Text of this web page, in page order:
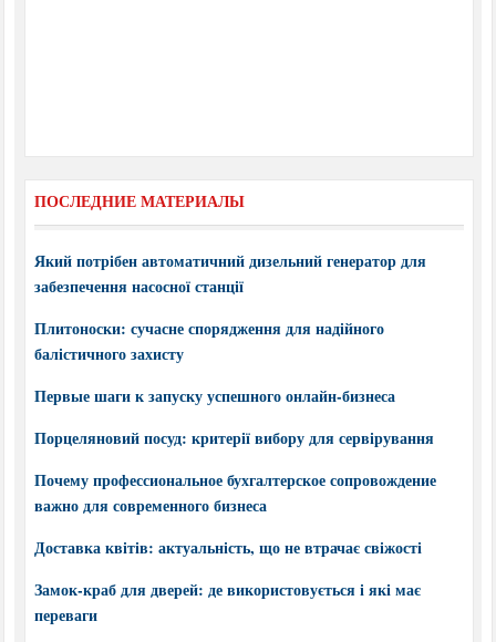
ПОСЛЕДНИЕ МАТЕРИАЛЫ
Який потрібен автоматичний дизельний генератор для
забезпечення насосної станції
Плитоноски: сучасне спорядження для надійного
балістичного захисту
Первые шаги к запуску успешного онлайн-бизнеса
Порцеляновий посуд: критерії вибору для сервірування
Почему профессиональное бухгалтерское сопровождение
важно для современного бизнеса
Доставка квітів: актуальність, що не втрачає свіжості
Замок-краб для дверей: де використовується і які має
переваги